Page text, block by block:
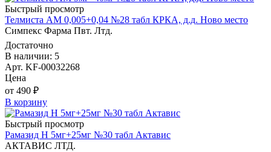
Быстрый просмотр
Телмиста АМ 0,005+0,04 №28 табл КРКА, д.д. Ново место
Симпекс Фарма Пвт. Лтд.
Достаточно
В наличии: 5
Арт. KF-00032268
Цена
от 490 ₽
В корзину
Быстрый просмотр
Рамазид Н 5мг+25мг №30 табл Актавис
АКТАВИС ЛТД.